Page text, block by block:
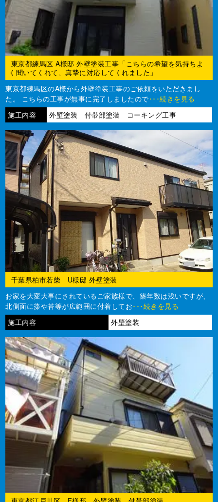
東京都練馬区 A様邸 外壁塗装工事「こちらの希望を気持ちよ
く聞いてくれて、真摯に対応してくれました」
東京都練馬区のA様から外壁塗装工事のご依頼をいただきまし
た。 こちらの工事が無事に完了しましたので･･･続きを見る
施工内容
外壁塗装 付帯部塗装 コーキング工事
千葉県柏市若柴 U様邸 外壁塗装
お家を大変大事にされているご家族様で、築年数は浅いですが、
北側面に藻や苔等が広範囲に付着してお･･･続きを見る
施工内容
外壁塗装